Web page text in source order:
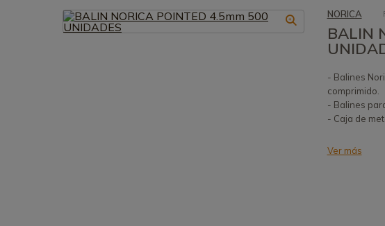
NORICA
BALIN
- Balines
comprimido.
- Balines
- Caja de
Ver más